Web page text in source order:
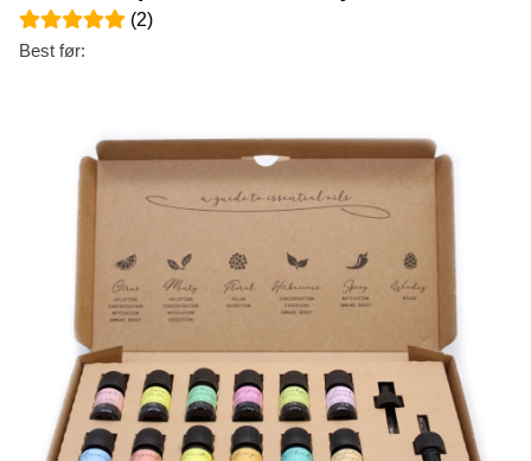
Gjennomsnittlig rangering 5 av 5 Antall vurderinger 2
(2)
Best før: